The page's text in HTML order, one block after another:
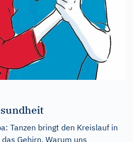
Tanzen bringt den Kreislauf in
Gehirn. Warum uns